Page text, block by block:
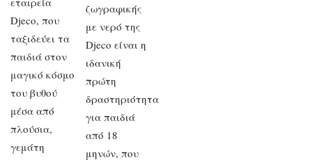
Djeco, που
ταξιδεύει τα
παιδιά στον
μαγικό κόσμο
του βυθού
μέσα από
πλούσια,
γεμάτη
ζωγραφικής
με νερό της
Djeco είναι η
ιδανική
πρώτη
δραστηριότητα
για παιδιά
από 18
μηνών, που